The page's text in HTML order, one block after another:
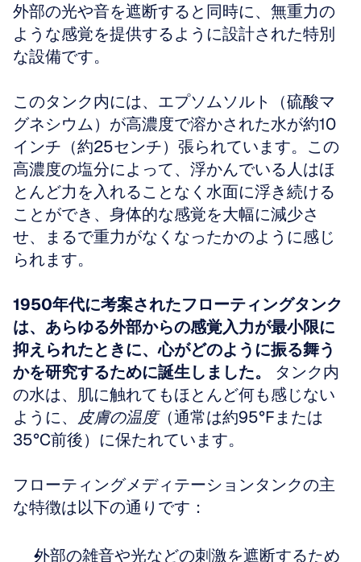
外部の光や音を遮断すると同時に、無重力の
ような感覚を提供するように設計された特別
な設備です。
このタンク内には、エプソムソルト（硫酸マ
グネシウム）が高濃度で溶かされた水が約10
インチ（約25センチ）張られています。この
高濃度の塩分によって、浮かんでいる人はほ
とんど力を入れることなく水面に浮き続ける
ことができ、身体的な感覚を大幅に減少さ
せ、まるで重力がなくなったかのように感じ
られます。
1950年代に考案されたフローティングタンク
は、あらゆる外部からの感覚入力が最小限に
抑えられたときに、心がどのように振る舞う
かを研究するために誕生しました。
タンク内
の水は、肌に触れてもほとんど何も感じない
ように、 皮膚の温度（通常は約95°Fまたは
35°C前後）に保たれています。
フローティングメディテーションタンクの主
な特徴は以下の通りです：
外部の雑音や光などの刺激を遮断するため